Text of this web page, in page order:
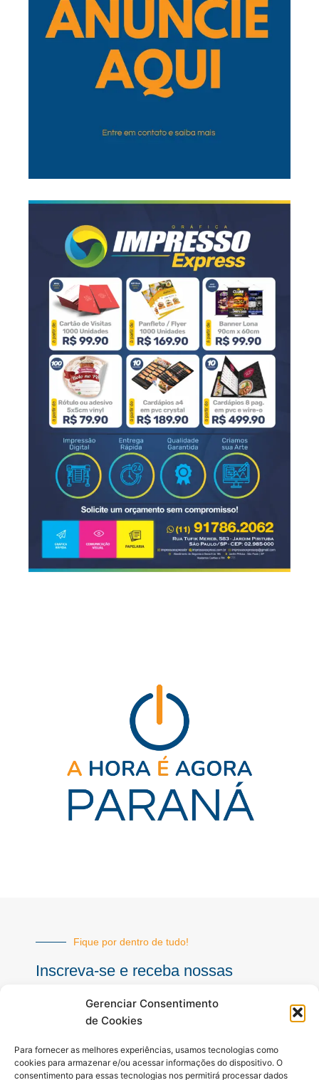
Gerenciar Consentimento
de Cookies
Para fornecer as melhores experiências, usamos tecnologias como
cookies para armazenar e/ou acessar informações do dispositivo. O
consentimento para essas tecnologias nos permitirá processar dados
Fique por dentro de tudo!
Inscreva-se e receba nossas
mail
INSCREVER